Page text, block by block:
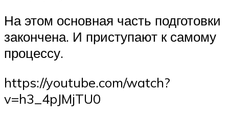
На этом основная часть подготовки
закончена. И приступают к самому
процессу.
https://youtube.com/watch?
v=h3_4pJMjTU0